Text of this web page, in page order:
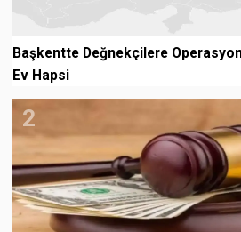
Başkentte Değnekçilere
Ev Hapsi
2